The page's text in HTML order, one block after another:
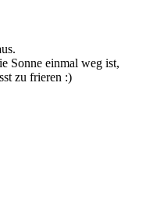
Sonne einmal weg ist,
zu frieren :)